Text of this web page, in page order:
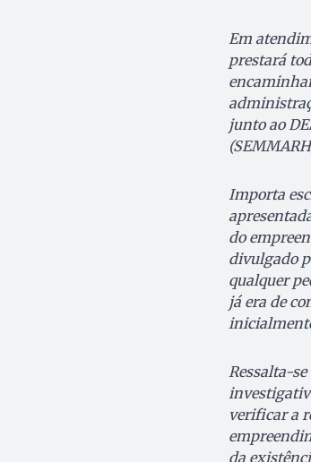
Em
prestará
junto ao
Importa
do
divulgado
qualquer
já era de
Ressalta-
verificar a
da